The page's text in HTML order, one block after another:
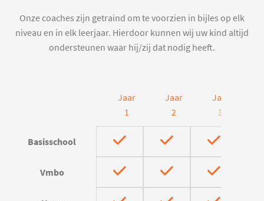
Onze coaches zijn getraind om te voorzien in bijles op elk
niveau en in elk leerjaar. Hierdoor kunnen wij uw kind altijd
ondersteunen waar hij/zij dat nodig heeft.
Jaar
1
Jaar
2
Jaar
3
Basisschool
Vmbo